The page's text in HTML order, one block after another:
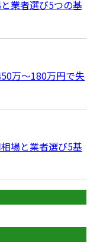
業者選び5つの基
万〜180万円で失
場と業者選び5基